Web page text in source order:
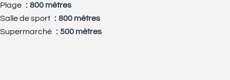
Plage
800 mètres
Salle de sport
800 mètres
Supermarché
500 mètres